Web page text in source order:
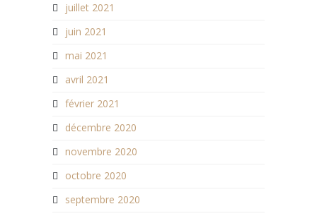
juillet 2021
juin 2021
mai 2021
avril 2021
février 2021
décembre 2020
novembre 2020
octobre 2020
septembre 2020